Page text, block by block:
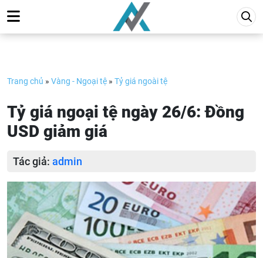
to
content
Trang chủ » Vàng - Ngoại tệ » Tỷ giá ngoài tệ
Tỷ giá ngoại tệ ngày 26/6: Đồng
USD giảm giá
Tác giả: admin